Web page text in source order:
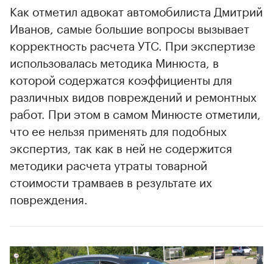
Как отметил адвокат автомобилиста Дмитрий
Иванов, самые большие вопросы вызывает
корректность расчета УТС. При экспертизе
использовалась методика Минюста, в
которой содержатся коэффициенты для
различных видов повреждений и ремонтных
работ. При этом в самом Минюсте отметили,
что ее нельзя применять для подобных
экспертиз, так как в ней не содержится
методики расчета утраты товарной
стоимости трамваев в результате их
повреждения.